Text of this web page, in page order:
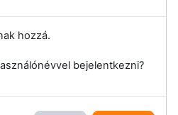
hozzá.
bejelentkezni?